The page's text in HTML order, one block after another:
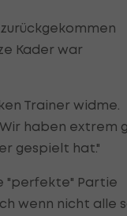
Kader war
Trainer widme.
haben extrem
gespielt hat."
"perfekte" Partie
wenn nicht alle